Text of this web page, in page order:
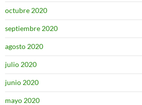
octubre 2020
septiembre 2020
agosto 2020
julio 2020
junio 2020
mayo 2020